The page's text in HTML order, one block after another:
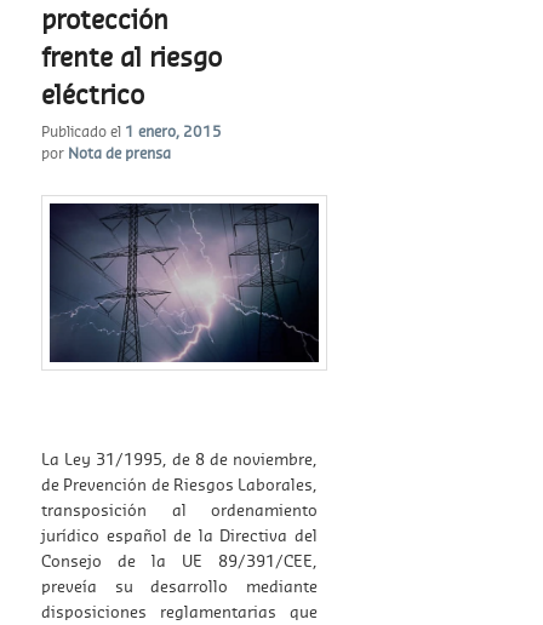
protección
frente al riesgo
eléctrico
Publicado el 1 enero, 2015
por Nota de prensa
La Ley 31/1995, de 8 de noviembre,
de Prevención de Riesgos Laborales,
transposición al ordenamiento
jurídico español de la Directiva del
Consejo de la UE 89/391/CEE,
preveía su desarrollo mediante
disposiciones reglamentarias que